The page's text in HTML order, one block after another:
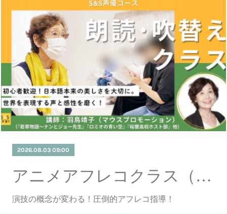
2026.08.03 09:00
アニメアフレコクラス（8/3更新）
演技の概念が変わる！圧倒的アフレコ指導！